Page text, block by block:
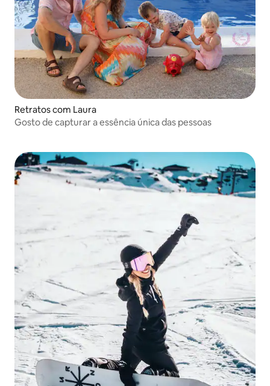
Retratos com Laura
Gosto de capturar a essência única das pessoas